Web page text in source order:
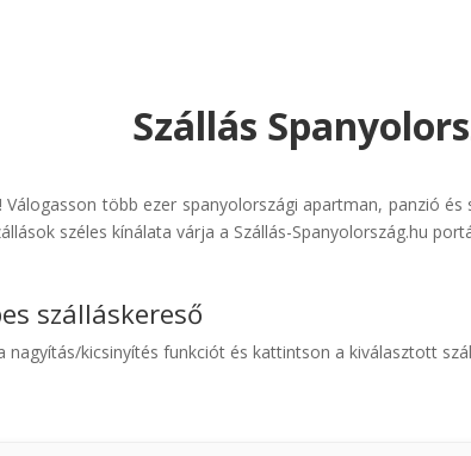
Szállás
több ezer spanyolországi apartman, panzió
széles kínálata várja a Szállás-Spanyolország.hu
szálláskereső
nagyítás/kicsinyítés funkciót és kattintson a kiválasztott